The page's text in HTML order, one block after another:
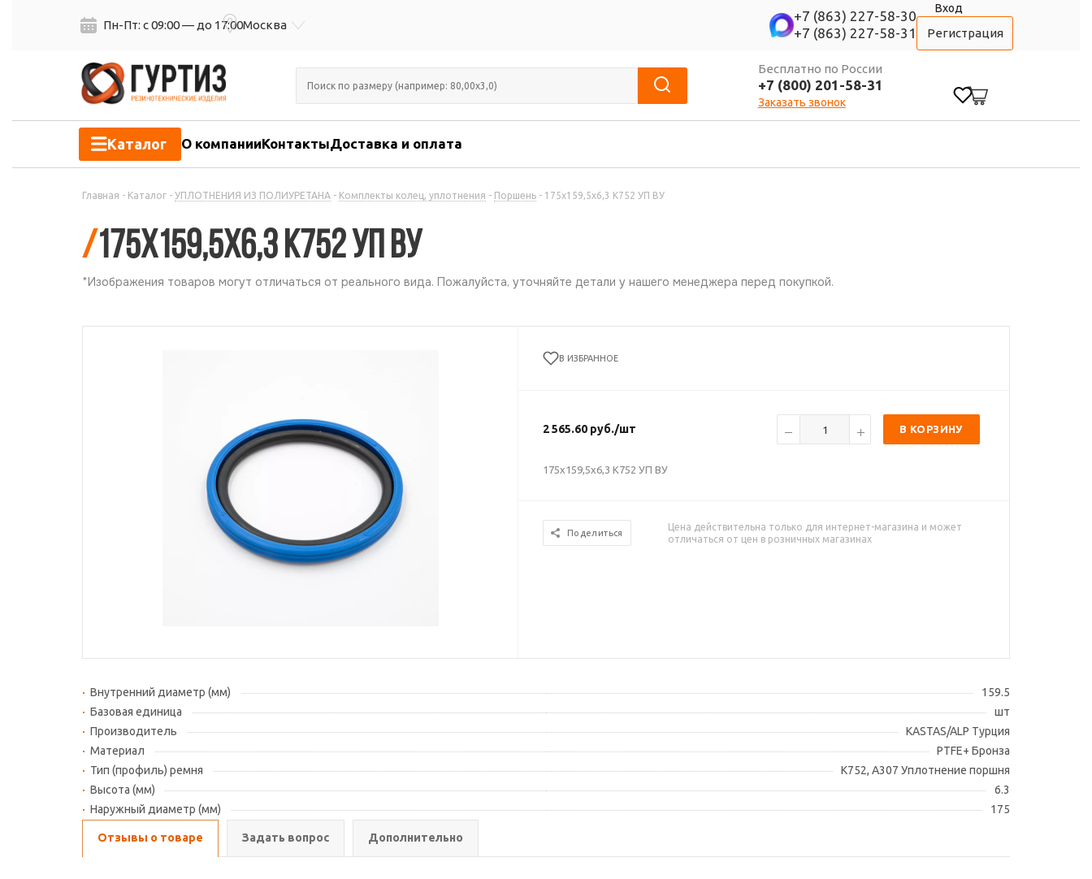
Пн-Пт: с 09:00 — до 17:00Москва
+7 (863) 227-58-30
+7 (863) 227-58-31
Вход
Регистрация
Бесплатно по России
+7 (800) 201-58-31
Заказать звонок
Каталог О компанииКонтактыДоставка и оплата
Главная - Каталог - УПЛОТНЕНИЯ ИЗ ПОЛИУРЕТАНА - Комплекты колец, уплотнения - Поршень - 175х159,5х6,3 К752 УП ВУ
/175х159,5х6,3 К752 УП ВУ
*Изображения товаров могут отличаться от реального вида. Пожалуйста, уточняйте детали у нашего менеджера перед покупкой.
В ИЗБРАННОЕ
2 565.60руб./шт В КОРЗИНУ
175х159,5х6,3 К752 УП ВУ
Поделиться
Цена действительна только для интернет-магазина и может
отличаться от цен в розничных магазинах
Внутренний диаметр (мм)
159.5
Базовая единица
шт
Производитель
KASTAS/ALP Турция
Материал
PTFE+ Бронза
Тип (профиль) ремня
K752, A307 Уплотнение поршня
Высота (мм)
6.3
Наружный диаметр (мм)
175
Отзывы о товаре Задать вопрос Дополнительно